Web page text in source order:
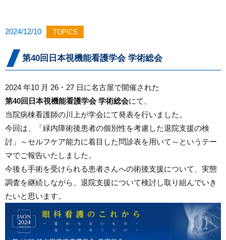
2024/12/10 TOPICS
第40回日本視機能看護学会 学術総会
2024 年10 月 26・27 日に名古屋で開催された
第40回日本視機能看護学会 学術総会にて、
当院病棟看護師の川上が学会にて発表を行いました。
今回は、「緑内障術後患者の個別性を考慮した退院支援の検
討」～セルフケア能力に着目した問診表を用いて～というテー
マでご報告いたしました。
今後も手術を受けられる患者さんへの術後支援について、実態
調査を継続しながら、退院支援について検討し取り組んでいき
たいと思います。